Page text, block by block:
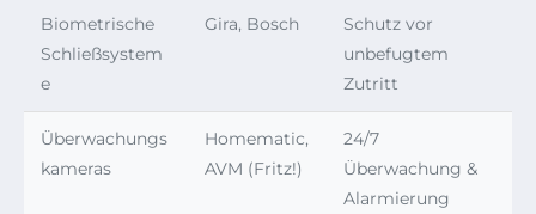
Biometrische
Schließsystem
e
Gira, Bosch
Schutz vor
unbefugtem
Zutritt
Überwachungs
kameras
Homematic,
AVM (Fritz!)
24/7
Überwachung &
Alarmierung